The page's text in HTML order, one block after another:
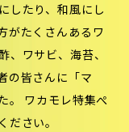
したり、和風にし
がたくさんあるワ
、ワサビ、海苔、
の皆さんに「マ
。 ワカモレ特集ぺ
ださい。